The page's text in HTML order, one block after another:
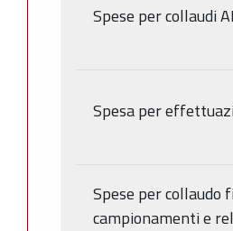
Spese per collaudi
Spesa per
Spese per collaudo
campionamenti e